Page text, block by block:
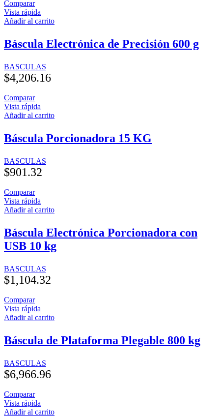
Comparar
Vista rápida
Añadir al carrito
Báscula Electrónica de Precisión 600 g
BASCULAS
$4,206.16
Comparar
Vista rápida
Añadir al carrito
Báscula Porcionadora 15 KG
BASCULAS
$901.32
Comparar
Vista rápida
Añadir al carrito
Báscula Electrónica Porcionadora con
USB 10 kg
BASCULAS
$1,104.32
Comparar
Vista rápida
Añadir al carrito
Báscula de Plataforma Plegable 800 kg
BASCULAS
$6,966.96
Comparar
Vista rápida
Añadir al carrito